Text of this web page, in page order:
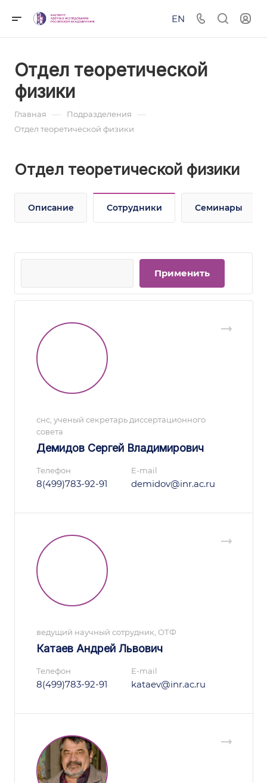
EN
Отдел теоретической
физики
Главная — Подразделения —
Отдел теоретической физики
Отдел теоретической физики
Описание Сотрудники Семинары
снс, ученый секретарь диссертационного
совета
Демидов Сергей Владимирович
Телефон
8(499)783-92-91
E-mail
demidov@inr.ac.ru
ведущий научный сотрудник, ОТФ
Катаев Андрей Львович
Телефон
8(499)783-92-91
E-mail
kataev@inr.ac.ru